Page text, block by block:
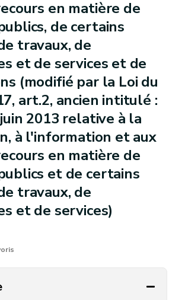
en matière de
de certains
travaux, de
et de services et de
(modifié par la Loi du
art.2, ancien intitulé :
2013 relative à la
à l'information et aux
en matière de
et de certains
travaux, de
et de services)